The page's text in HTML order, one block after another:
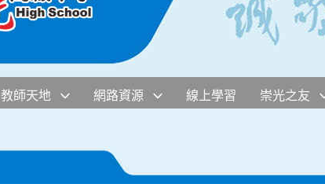
教師天地 網路資源 線上學習 崇光之友